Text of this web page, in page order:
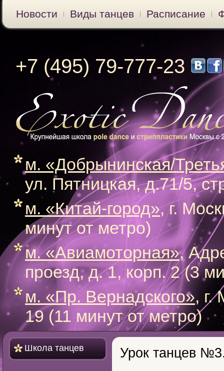
Новости Виды танцев Расписание
+7 (495) 79-777-23
м. «Добрынинская/
ул. Пятницкая, д.71/5,
м. «Китай-город», г.
минут от метро)
м. «Авиамоторная»,
проезд, д. 1, корп. 2 (3
м. «Пр. Вернадского», г.
19 (11 минут от метро)
Школа танцев Урок танцев